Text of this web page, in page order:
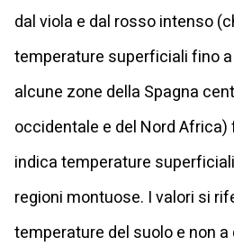
dal viola e dal rosso intenso
temperature superficiali fino a
alcune zone della Spagna
occidentale e del Nord Africa)
indica temperature
regioni montuose. I valori si
temperature del suolo e non a